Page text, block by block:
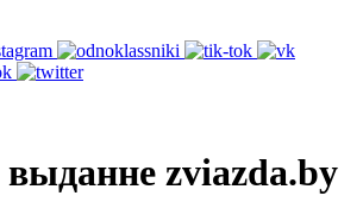
выданне zviazda.by